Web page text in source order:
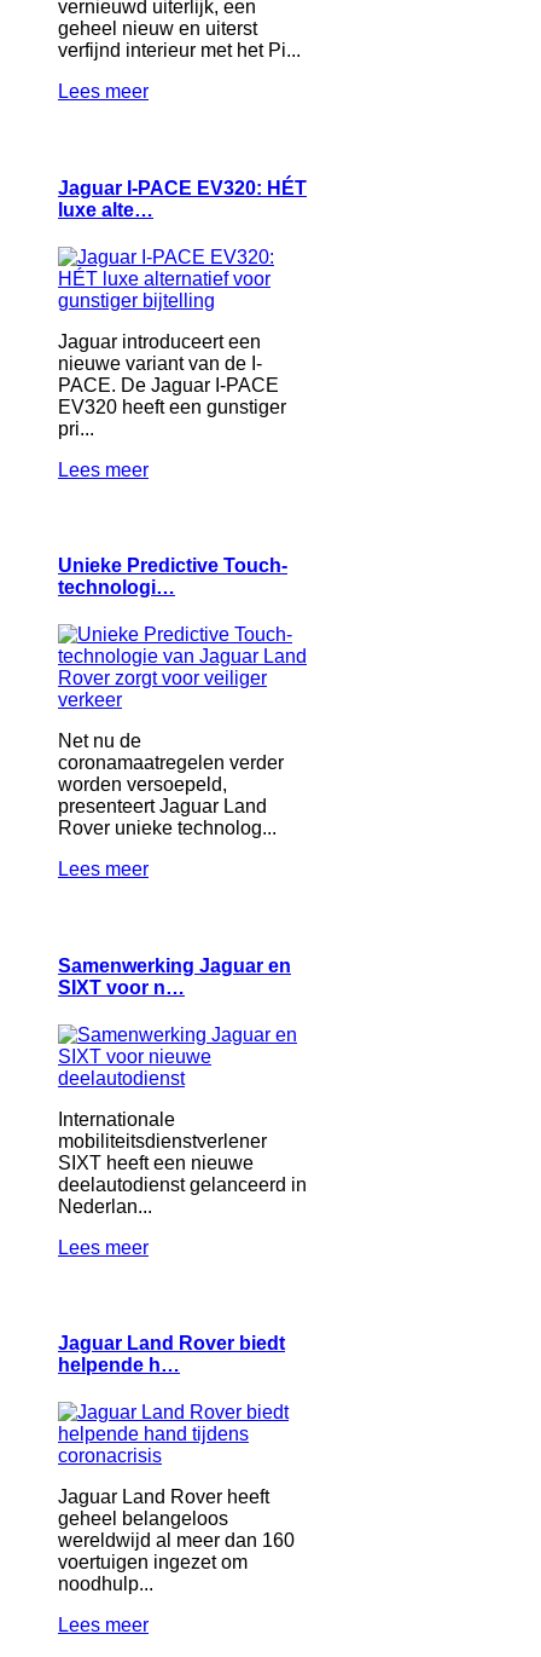
vernieuwd uiterlijk, een
geheel nieuw en uiterst
verfijnd interieur met het Pi...
Lees meer
Jaguar I-PACE EV320: HÉT
luxe alte…
Jaguar introduceert een
nieuwe variant van de I-
PACE. De Jaguar I-PACE
EV320 heeft een gunstiger
pri...
Lees meer
Unieke Predictive Touch-
technologi…
Net nu de
coronamaatregelen verder
worden versoepeld,
presenteert Jaguar Land
Rover unieke technolog...
Lees meer
Samenwerking Jaguar en
SIXT voor n…
Internationale
mobiliteitsdienstverlener
SIXT heeft een nieuwe
deelautodienst gelanceerd in
Nederlan...
Lees meer
Jaguar Land Rover biedt
helpende h…
Jaguar Land Rover heeft
geheel belangeloos
wereldwijd al meer dan 160
voertuigen ingezet om
noodhulp...
Lees meer